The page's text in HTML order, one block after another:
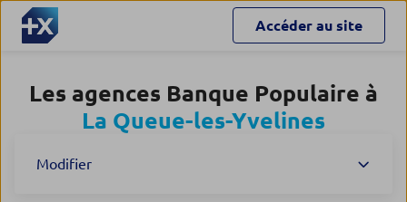
Accéder au site
Les agences Banque Populaire à
La Queue-les-Yvelines
Modifier